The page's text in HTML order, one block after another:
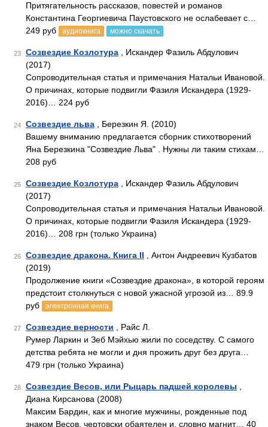
Притягательность рассказов, повестей и романов
Константина Георгиевича Паустовского не ослабевает с…
249 руб
аудиокнига можно скачать
23 Созвездие Козлотура , Искандер Фазиль Абдулович
(2017)
Сопроводительная статья и примечания Натальи Ивановой.
О причинах, которые подвигли Фазиля Искандера (1929-
2016)… 224 руб
24 Созвездие льва , Березкин Я. (2010)
Вашему вниманию предлагается сборник стихотворений
Яна Березкина "Созвездие Льва" . Нужны ли таким стихам…
208 руб
25 Созвездие Козлотура , Искандер Фазиль Абдулович
(2017)
Сопроводительная статья и примечания Натальи Ивановой.
О причинах, которые подвигли Фазиля Искандера (1929-
2016)… 208 грн (только Украина)
26 Созвездие дракона. Книга II , Антон Андреевич Кузбатов
(2019)
Продолжение книги «Созвездие дракона», в которой героям
предстоит столкнуться с новой ужасной угрозой из… 89.9
руб
электронная книга
27 Созвездие верности , Райс Л.
Румер Ларкин и Зеб Мэйхью жили по соседству. С самого
детства ребята не могли и дня прожить друг без друга…
479 грн (только Украина)
28 Созвездие Весов, или Рыцарь падшей королевы
Диана Кирсанова (2008)
Максим Бардин, как и многие мужчины, рожденные под
знаком Весов, чертовски обаятелен и, словно магнит… 40